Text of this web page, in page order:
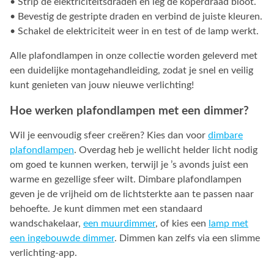
• Bevestig de gestripte draden en verbind de juiste kleuren.
• Schakel de elektriciteit weer in en test of de lamp werkt.
Alle plafondlampen in onze collectie worden geleverd met
een duidelijke montagehandleiding, zodat je snel en veilig
kunt genieten van jouw nieuwe verlichting!
Hoe werken plafondlampen met een dimmer?
Wil je eenvoudig sfeer creëren? Kies dan voor dimbare
plafondlampen. Overdag heb je wellicht helder licht nodig
om goed te kunnen werken, terwijl je ’s avonds juist een
warme en gezellige sfeer wilt. Dimbare plafondlampen
geven je de vrijheid om de lichtsterkte aan te passen naar
behoefte. Je kunt dimmen met een standaard
wandschakelaar, een muurdimmer, of kies een lamp met
een ingebouwde dimmer. Dimmen kan zelfs via een slimme
verlichting-app.